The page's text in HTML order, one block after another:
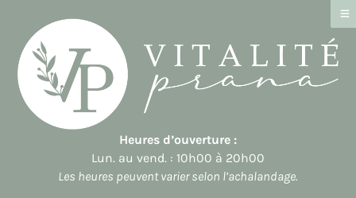
Heures d’ouverture :
Lun. au vend. : 10h00 à 20h00
Les heures peuvent varier selon l’achalandage.